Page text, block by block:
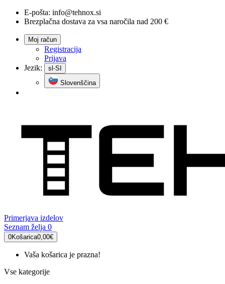
E-pošta: info@tehnox.si
Brezplačna dostava za vsa naročila nad 200 €
Moj račun
Registracija
Prijava
Jezik:
sl-SI
Slovenščina
Primerjava izdelov
Seznam želja 0
0Košarica0,00€
Vaša košarica je prazna!
Vse kategorije